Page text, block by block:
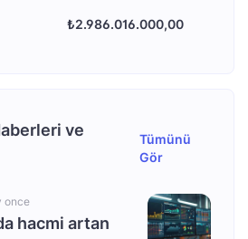
₺2.986.016.000,00
ve
Tümünü
Gör
once
hacmi artan